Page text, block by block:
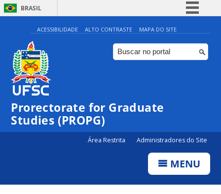
BRASIL
Simplifique!
Comunica BR
Participe
Canais
ACESSIBILIDADE ALTO CONTRASTE MAPA DO SITE
Prorectorate for Graduate
Studies (PROPG)
Área Restrita Administradores do Site
MENU